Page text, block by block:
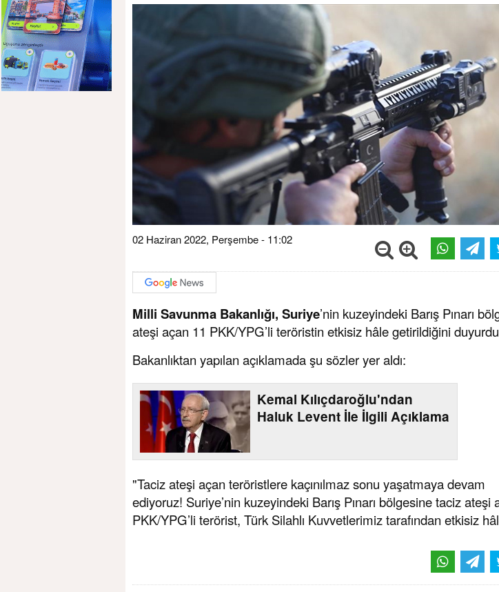
02 Haziran 2022, Perşembe - 11:02
Milli Savunma Bakanlığı, Suriye’nin kuzeyindeki Barış Pınarı
ateşi açan 11 PKK/YPG’li teröristin etkisiz hâle getirildiğini
Bakanlıktan yapılan açıklamada şu sözler yer aldı:
Kemal Kılıçdaroğlu'ndan
Haluk Levent İle İlgili Açıklama
"Taciz ateşi açan teröristlere kaçınılmaz sonu yaşatmaya devam
ediyoruz! Suriye’nin kuzeyindeki Barış Pınarı bölgesine taciz ateşi
PKK/YPG’li terörist, Türk Silahlı Kuvvetlerimiz tarafından etkisiz